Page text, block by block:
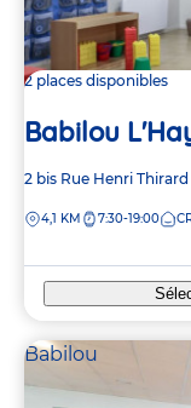
2 places disponibles
Babilou
Adresse
la
2 bis Rue Henri Thirard
DISTANCE
4,1 KM 7:30-19:00
Babilou